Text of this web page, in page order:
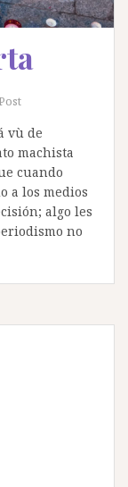
vù de
machista
cuando
a los medios
algo les
no